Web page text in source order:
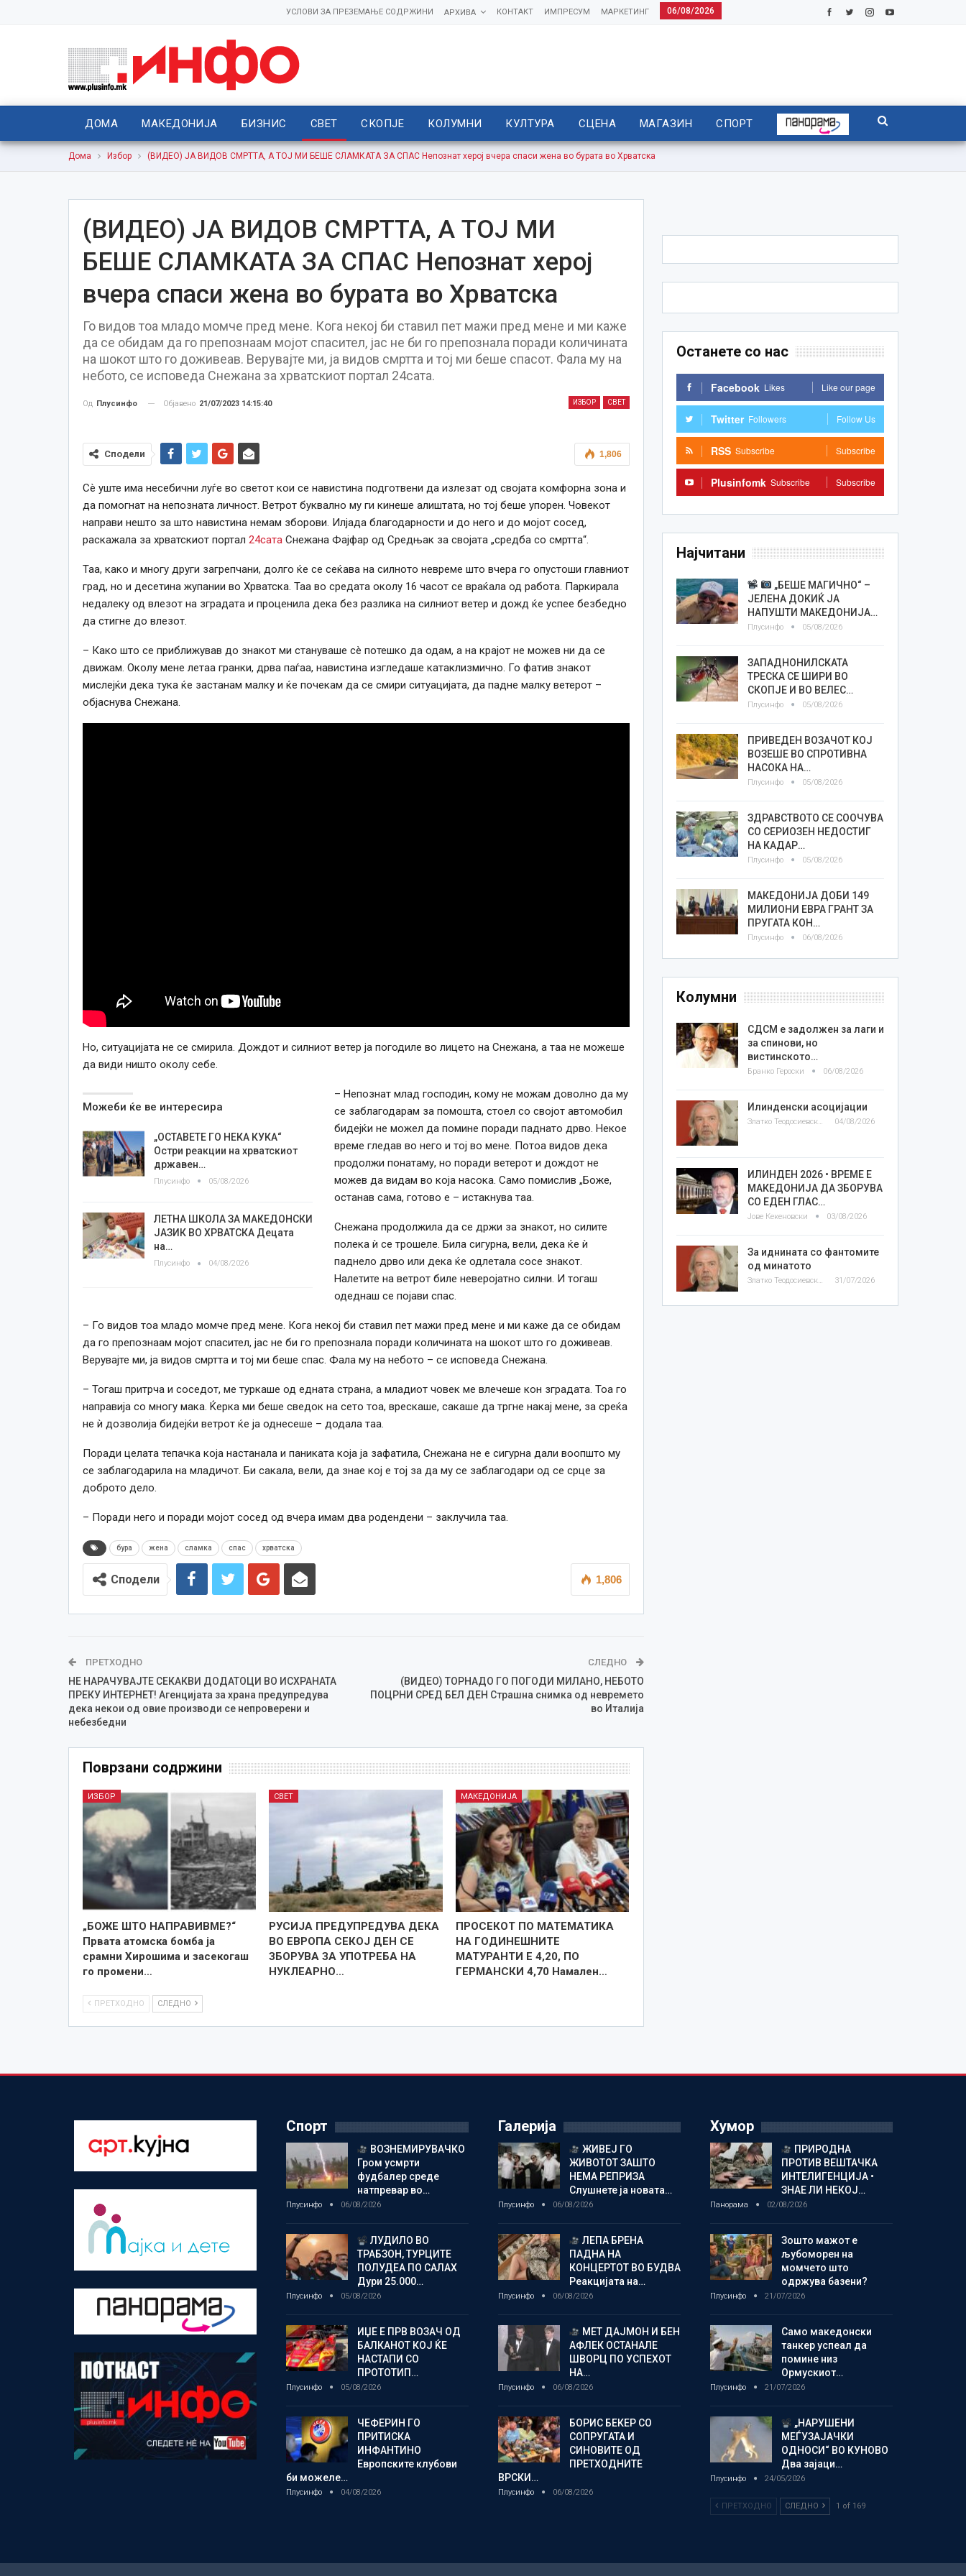
06/08/2026
МАРКЕТИНГ
ИМПРЕСУМ
КОНТАКТ
АРХИВА
УСЛОВИ ЗА ПРЕЗЕМАЊЕ СОДРЖИНИ
ДОМА МАКЕДОНИЈА БИЗНИС СВЕТ СКОПЈЕ КОЛУМНИ КУЛТУРА СЦЕНА МАГАЗИН СПОРТ
Дома Избор (ВИДЕО) ЈА ВИДОВ СМРТТА, А ТОЈ МИ БЕШЕ СЛАМКАТА ЗА СПАС Непознат херој вчера спаси жена во бурата во Хрватска
(ВИДЕО) ЈА ВИДОВ СМРТТА, А ТОЈ МИ
БЕШЕ СЛАМКАТА ЗА СПАС Непознат херој
вчера спаси жена во бурата во Хрватска
Го видов тоа младо момче пред мене. Кога некој би ставил пет мажи пред мене и ми каже
да се обидам да го препознаам мојот спасител, јас не би го препознала поради количината
на шокот што го доживеав. Верувајте ми, ја видов смртта и тој ми беше спасот. Фала му на
небото, се исповеда Снежана за хрватскиот портал 24сата.
ИЗБОР СВЕТ
Од Плусинфо Објавено 21/07/2023 14:15:40
1,806
Сподели
Сè уште има несебични луѓе во светот кои се навистина подготвени да излезат од својата комфорна зона и
да помогнат на непозната личност. Ветрот буквално му ги кинеше алиштата, но тој беше упорен. Човекот
направи нешто за што навистина немам зборови. Илјада благодарности и до него и до мојот сосед,
раскажала за хрватскиот портал 24сатаСнежана Фајфар од Средњак за својата „средба со смртта“.
Таа, како и многу други загрепчани, долго ќе се сеќава на силното невреме што вчера го опустоши главниот
град, но и десетина жупании во Хрватска. Таа во средата околу 16 часот се враќала од работа. Паркирала
недалеку од влезот на зградата и проценила дека без разлика на силниот ветер и дожд ќе успее безбедно
да стигне до влезот.
– Како што се приближував до знакот ми стануваше сè потешко да одам, а на крајот не можев ни да се
движам. Околу мене летаа гранки, дрва паѓаа, навистина изгледаше катаклизмично. Го фатив знакот
мислејќи дека тука ќе застанам малку и ќе почекам да се смири ситуацијата, да падне малку ветерот –
објаснува Снежана.
Но, ситуацијата не се смирила. Дождот и силниот ветер ја погодиле во лицето на Снежана, а таа не можеше
да види ништо околу себе.
Можеби ќе ве интересира
„ОСТАВЕТЕ ГО НЕКА КУКА“
Остри реакции на хрватскиот
државен…
Плусинфо 05/08/2026
ЛЕТНА ШКОЛА ЗА МАКЕДОНСКИ
ЈАЗИК ВО ХРВАТСКА Децата
на…
Плусинфо 04/08/2026
– Непознат млад господин, кому не можам доволно да му
се заблагодарам за помошта, стоел со својот автомобил
бидејќи не можел да помине поради паднато дрво. Некое
време гледав во него и тој во мене. Потоа видов дека
продолжи понатаму, но поради ветерот и дождот не
можев да видам во која насока. Само помислив „Боже,
останав сама, готово е – истакнува таа.
Снежана продолжила да се држи за знакот, но силите
полека ѝ се трошеле. Била сигурна, вели, дека ќе ѝ
паднело дрво или дека ќе одлетала сосе знакот.
Налетите на ветрот биле неверојатно силни. И тогаш
одеднаш се појави спас.
– Го видов тоа младо момче пред мене. Кога некој би ставил пет мажи пред мене и ми каже да се обидам
да го препознаам мојот спасител, јас не би го препознала поради количината на шокот што го доживеав.
Верувајте ми, ја видов смртта и тој ми беше спас. Фала му на небото – се исповеда Снежана.
– Тогаш притрча и соседот, ме туркаше од едната страна, а младиот човек ме влечеше кон зградата. Тоа го
направија со многу мака. Ќерка ми беше сведок на сето тоа, врескаше, сакаше да тргне накај мене, за среќа
не ѝ дозволија бидејќи ветрот ќе ја однесеше – додала таа.
Поради целата тепачка која настанала и паниката која ја зафатила, Снежана не е сигурна дали воопшто му
се заблагодарила на младичот. Би сакала, вели, да знае кој е тој за да му се заблагодари од се срце за
доброто дело.
– Поради него и поради мојот сосед од вчера имам два родендени – заклучила таа.
бура жена сламка спас хрватска
1,806
Сподели
ПРЕТХОДНО
НЕ НАРАЧУВАЈТЕ СЕКАКВИ ДОДАТОЦИ ВО ИСХРАНАТА
ПРЕКУ ИНТЕРНЕТ! Агенцијата за храна предупредува
дека некои од овие производи се непроверени и
небезбедни
СЛЕДНО
(ВИДЕО) ТОРНАДО ГО ПОГОДИ МИЛАНО, НЕБОТО
ПОЦРНИ СРЕД БЕЛ ДЕН Страшна снимка од невремето
во Италија
Поврзани содржини
ИЗБОР
„БОЖЕ ШТО НАПРАВИВМЕ?“
Првата атомска бомба ја
срамни Хирошима и засекогаш
го промени…
СВЕТ
РУСИЈА ПРЕДУПРЕДУВА ДЕКА
ВО ЕВРОПА СЕКОЈ ДЕН СЕ
ЗБОРУВА ЗА УПОТРЕБА НА
НУКЛЕАРНО…
МАКЕДОНИЈА
ПРОСЕКОТ ПО МАТЕМАТИКА
НА ГОДИНЕШНИТЕ
МАТУРАНТИ Е 4,20, ПО
ГЕРМАНСКИ 4,70 Намален…
ПРЕТХОДНО СЛЕДНО
Останете со нас
Facebook Likes Like our page
Twitter Followers Follow Us
RSS Subscribe Subscribe
Plusinfomk Subscribe Subscribe
Најчитани
„БЕШЕ МАГИЧНО“ –
ЈЕЛЕНА ДОКИЌ ЈА
НАПУШТИ МАКЕДОНИЈА…
Плусинфо 05/08/2026
ЗАПАДНОНИЛСКАТА
ТРЕСКА СЕ ШИРИ ВО
СКОПЈЕ И ВО ВЕЛЕС…
Плусинфо 05/08/2026
ПРИВЕДЕН ВОЗАЧОТ КОЈ
ВОЗЕШЕ ВО СПРОТИВНА
НАСОКА НА…
Плусинфо 05/08/2026
ЗДРАВСТВОТО СЕ СООЧУВА
СО СЕРИОЗЕН НЕДОСТИГ
НА КАДАР…
Плусинфо 05/08/2026
МАКЕДОНИЈА ДОБИ 149
МИЛИОНИ ЕВРА ГРАНТ ЗА
ПРУГАТА КОН…
Плусинфо 06/08/2026
Колумни
СДСМ е задолжен за лаги и
за спинови, но
вистинското…
Бранко Героски 06/08/2026
Илинденски асоцијации
Златко Теодосиевски 04/08/2026
ИЛИНДЕН 2026 • ВРЕМЕ Е
МАКЕДОНИЈА ДА ЗБОРУВА
СО ЕДЕН ГЛАС…
Јове Кекеновски 03/08/2026
За иднината со фантомите
од минатото
Златко Теодосиевски 31/07/2026
Спорт
ВОЗНЕМИРУВАЧКО
Гром усмрти
фудбалер среде
натпревар во…
Плусинфо 06/08/2026
ЛУДИЛО ВО
ТРАБЗОН, ТУРЦИТЕ
ПОЛУДЕА ПО САЛАХ
Дури 25.000…
Плусинфо 05/08/2026
ИЏЕ Е ПРВ ВОЗАЧ ОД
БАЛКАНОТ КОЈ ЌЕ
НАСТАПИ СО
ПРОТОТИП…
Плусинфо 05/08/2026
ЧЕФЕРИН ГО
ПРИТИСКА
ИНФАНТИНО
Европските клубови
би можеле…
Плусинфо 04/08/2026
Галерија
ЖИВЕЈ ГО
ЖИВОТОТ ЗАШТО
НЕМА РЕПРИЗА
Слушнете ја новата…
Плусинфо 06/08/2026
ЛЕПА БРЕНА
ПАДНА НА
КОНЦЕРТОТ ВО БУДВА
Реакцијата на…
Плусинфо 06/08/2026
МЕТ ДАЈМОН И БЕН
АФЛЕК ОСТАНАЛЕ
ШВОРЦ ПО УСПЕХОТ
НА…
Плусинфо 06/08/2026
БОРИС БЕКЕР СО
СОПРУГАТА И
СИНОВИТЕ ОД
ПРЕТХОДНИТЕ
ВРСКИ…
Плусинфо 06/08/2026
Хумор
ПРИРОДНА
ПРОТИВ ВЕШТАЧКА
ИНТЕЛИГЕНЦИЈА •
ЗНАЕ ЛИ НЕКОЈ…
Панорама 02/08/2026
Зошто мажот е
љубоморен на
момчето што
одржува базени?
Плусинфо 21/07/2026
Само македонски
танкер успеал да
помине низ
Ормускиот…
Плусинфо 21/07/2026
„НАРУШЕНИ
МЕЃУЗАЈАЧКИ
ОДНОСИ“ ВО КУНОВО
Два зајаци…
Плусинфо 24/05/2026
ПРЕТХОДНО СЛЕДНО 1 of 169